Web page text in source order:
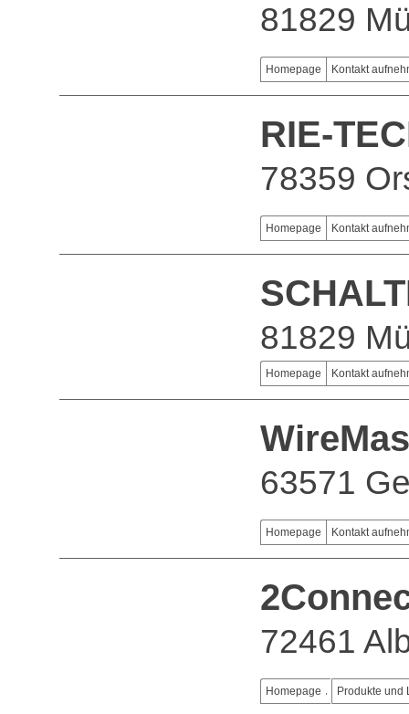
81829
Homepage Kontakt
RIE-
78359
Homepage Kontakt
81829
Homepage Kontakt
63571
Homepage Kontakt
72461
Homepage Produkte und